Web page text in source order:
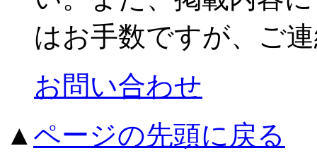
はお手数ですが、ご
お問い合わせ
▲ ページの先頭に戻る